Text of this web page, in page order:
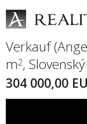
Verkauf
m2,
304 000,00